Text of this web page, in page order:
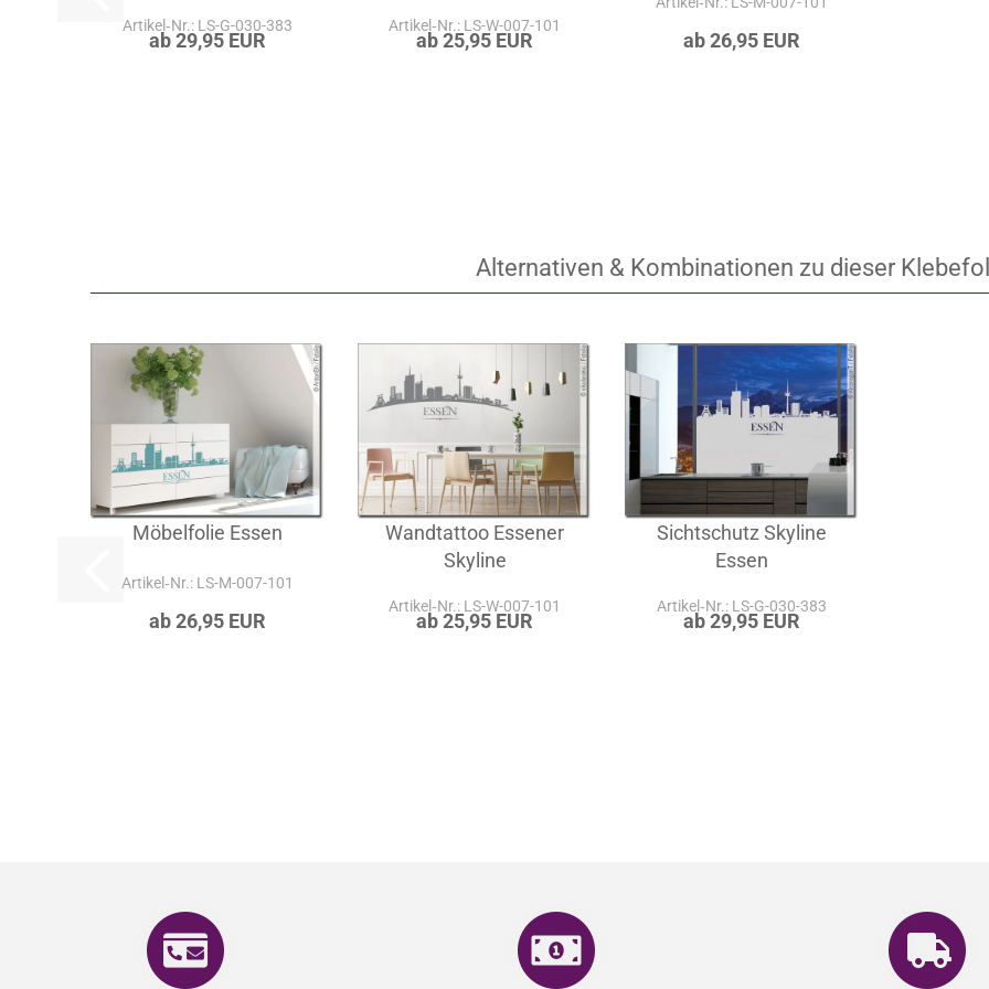
Artikel‑Nr.: LS-G-030-383
ab 29,95 EUR
Artikel‑Nr.: LS-W-007-101
ab 25,95 EUR ab 26,95 EUR
Alternativen & Kombinationen zu dieser
Möbelfolie Essen
Artikel‑Nr.: LS-M-007-101
ab 26,95 EUR
Wandtattoo Essener
Skyline
Artikel‑Nr.: LS-W-007-101
ab 25,95 EUR
Sichtschutz Skyline
Essen
Artikel‑Nr.: LS-G-030-383
ab 29,95 EUR